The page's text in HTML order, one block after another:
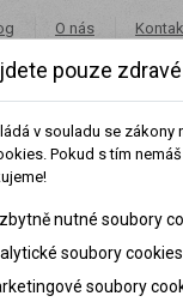
O nás
Potraviny Akce
pouze
v souladu se zákony
Pokud s tím
nutné soubory
soubory cookies
soubory